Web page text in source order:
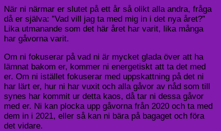
När ni närmar er slutet på ett år så olikt alla andra, fråga
då er själva: ”Vad vill jag ta med mig in i det nya året?”
Lika utmanande som det här året har varit, lika många
har gåvorna varit.
Om ni fokuserar på vad ni är mycket glada över att ha
lämnat bakom er, kommer ni energetiskt att ta det med
er. Om ni istället fokuserar med uppskattning på det ni
har lärt er, hur ni har vuxit och alla gåvor av nåd som till
synes har kommit ur detta kaos, då tar ni dessa gåvor
med er. Ni kan plocka upp gåvorna från 2020 och ta med
dem in i 2021, eller så kan ni bära på bagaget och föra
det vidare.